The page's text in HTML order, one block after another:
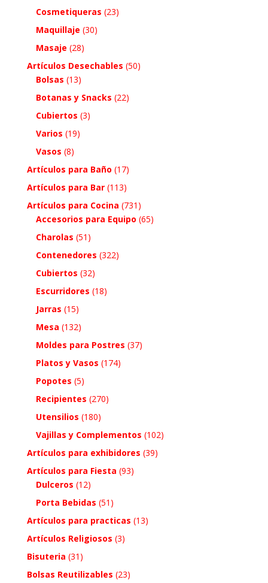
Cosmetiqueras (23)
Maquillaje (30)
Masaje (28)
Artículos Desechables (50)
Bolsas (13)
Botanas y Snacks (22)
Cubiertos (3)
Varios (19)
Vasos (8)
Artículos para Baño (17)
Artículos para Bar (113)
Artículos para Cocina (731)
Accesorios para Equipo (65)
Charolas (51)
Contenedores (322)
Cubiertos (32)
Escurridores (18)
Jarras (15)
Mesa (132)
Moldes para Postres (37)
Platos y Vasos (174)
Popotes (5)
Recipientes (270)
Utensilios (180)
Vajillas y Complementos (102)
Artículos para exhibidores (39)
Artículos para Fiesta (93)
Dulceros (12)
Porta Bebidas (51)
Artículos para practicas (13)
Artículos Religiosos (3)
Bisuteria (31)
Bolsas Reutilizables (23)